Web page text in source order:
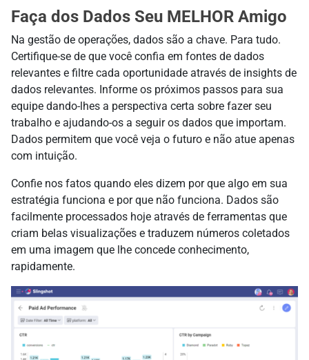
Faça dos Dados Seu MELHOR Amigo
Na gestão de operações, dados são a chave. Para tudo.
Certifique-se de que você confia em fontes de dados
relevantes e filtre cada oportunidade através de insights de
dados relevantes. Informe os próximos passos para sua
equipe dando-lhes a perspectiva certa sobre fazer seu
trabalho e ajudando-os a seguir os dados que importam.
Dados permitem que você veja o futuro e não atue apenas
com intuição.
Confie nos fatos quando eles dizem por que algo em sua
estratégia funciona e por que não funciona. Dados são
facilmente processados hoje através de ferramentas que
criam belas visualizações e traduzem números coletados
em uma imagem que lhe concede conhecimento,
rapidamente.